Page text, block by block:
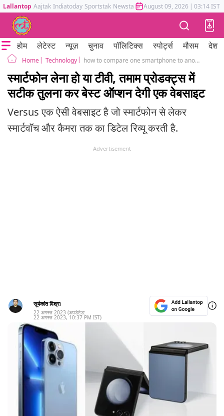
Lallantop Aajtak Indiatoday Sportstak Newstak Mumbai Tak Astrotak
August 09, 2026 | 03:14 IST
होम लेटेस्ट न्यूज़ चुनाव पॉलिटिक्स स्पोर्ट्स मौसम देश
Home Technology how to compare one smartphone to another: this website might help
स्मार्टफोन लेना हो या टीवी, तमाम प्रोडक्ट्स में
सटीक तुलना कर बेस्ट ऑप्शन देगी एक वेबसाइट
Versus एक ऐसी वेबसाइट है जो स्मार्टफोन से लेकर
स्मार्टवॉच और कैमरा तक का डिटेल रिव्यू करती है.
Advertisement
सूर्यकांत मिश्रा
22 अगस्त 2023 (अपडेटेड:
22 अगस्त 2023, 10:37 PM IST)